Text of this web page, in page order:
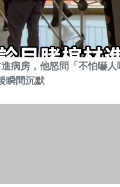
病房，他怒問「不怕嚇人
瞬間沉默